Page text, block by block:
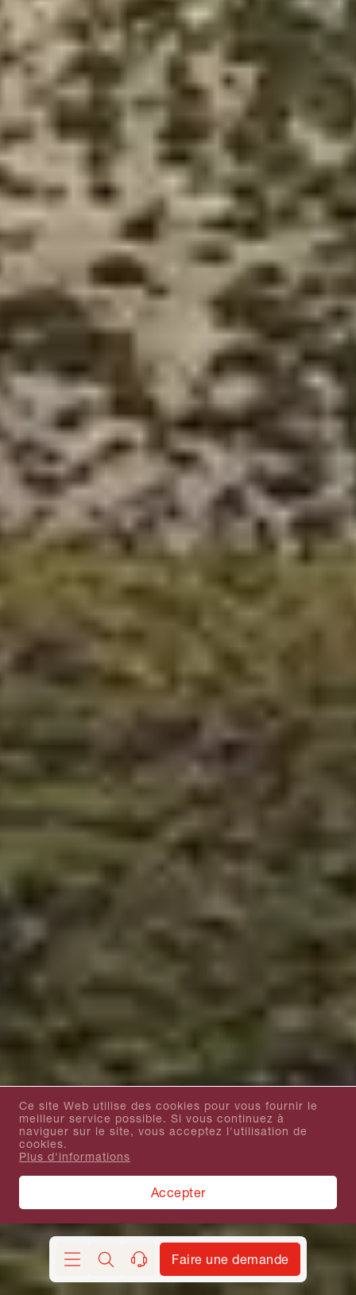
Faire une demande
Ce site Web utilise des cookies pour vous fournir le
meilleur service possible. Si vous continuez à
naviguer sur le site, vous acceptez l'utilisation de
cookies.
Plus d'informations
Accepter